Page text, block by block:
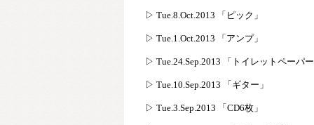
▷ Tue.8.Oct.2013 「ピック」
▷ Tue.1.Oct.2013 「アンプ」
▷ Tue.24.Sep.2013 「トイレットペーパー
▷ Tue.10.Sep.2013 「ギター」
▷ Tue.3.Sep.2013 「CD6枚」